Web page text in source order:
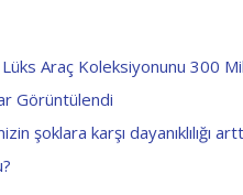
Lüks Araç Koleksiyonunu 300
Görüntülendi
karşı dayanıklılığı